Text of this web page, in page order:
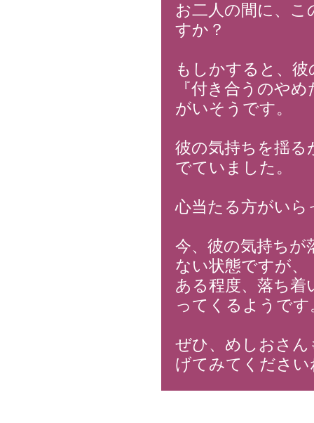
お二人の間に、
すか？
もしかすると、
『付き合うのや
がいそうです。
彼の気持ちを揺
でていました。
心当たる方がい
今、彼の気持ちが
ない状態ですが、
ある程度、落ち
ってくるようです
ぜひ、めしおさ
げてみてください